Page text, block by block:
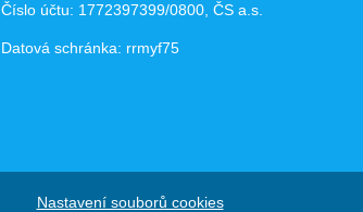
Číslo účtu: 1772397399/0800, ČS a.s.
Datová schránka: rrmyf75
Nastavení souborů cookies